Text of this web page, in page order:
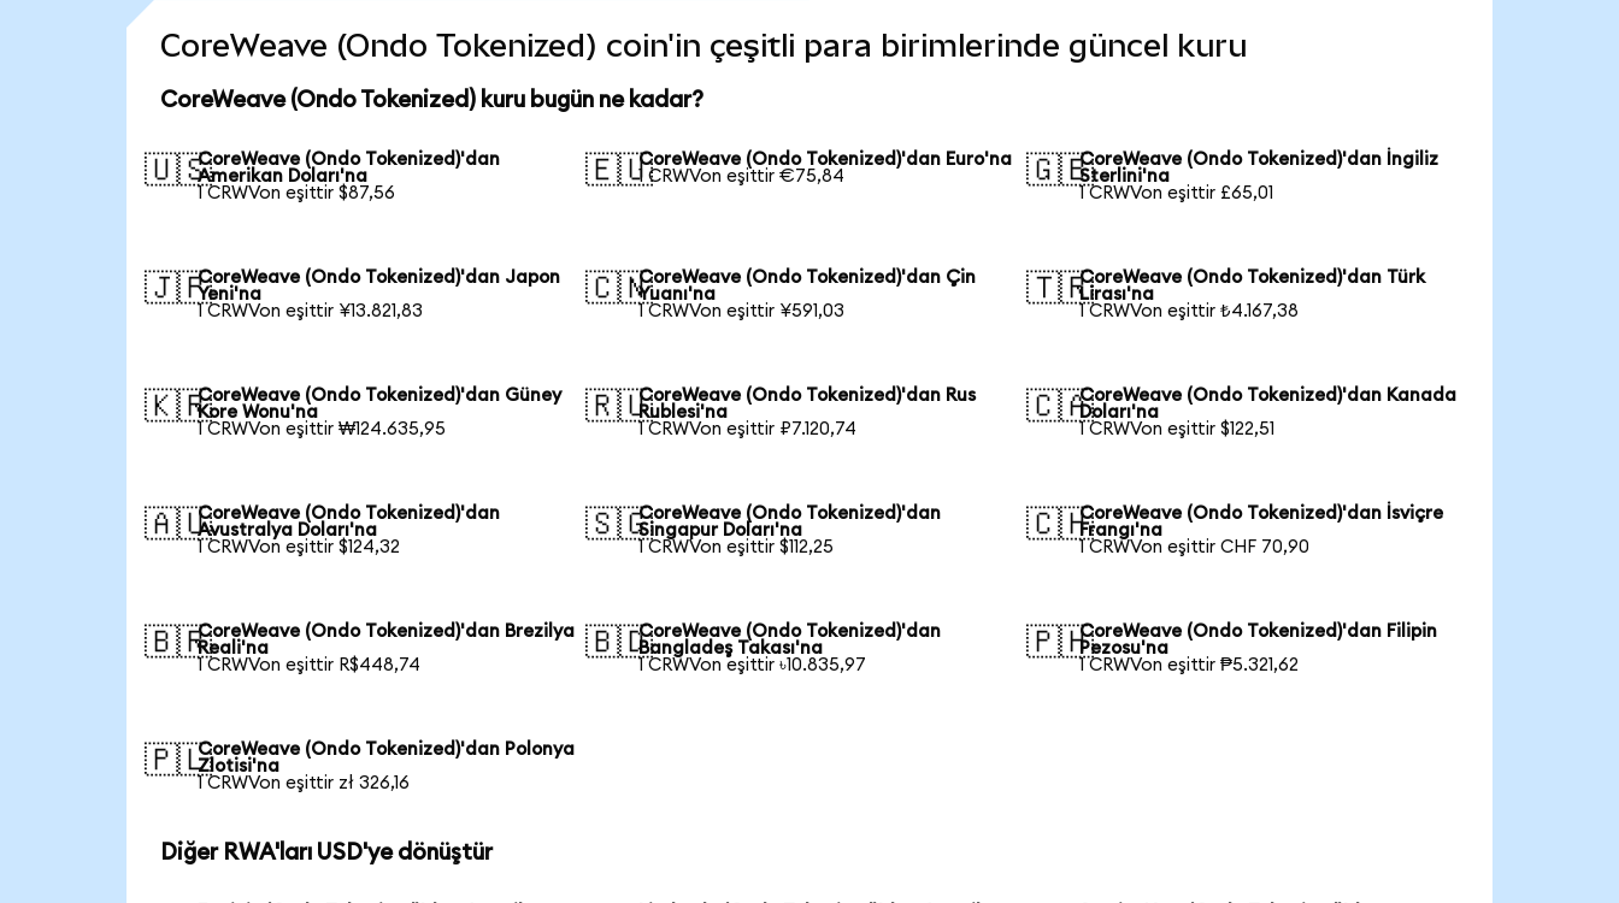
CoreWeave (Ondo Tokenized) coin'in çeşitli para birimlerinde güncel kuru
CoreWeave (Ondo Tokenized) kuru bugün ne kadar?
🇺🇸CoreWeave (Ondo Tokenized)'dan
Amerikan Doları'na
1 CRWVon eşittir $87,56
🇪🇺CoreWeave (Ondo Tokenized)'dan Euro'na
1 CRWVon eşittir €75,84
🇬🇧CoreWeave (Ondo Tokenized)'dan İngiliz
Sterlini'na
1 CRWVon eşittir £65,01
🇯🇵CoreWeave (Ondo Tokenized)'dan Japon
Yeni'na
1 CRWVon eşittir ¥13.821,83
🇨🇳CoreWeave (Ondo Tokenized)'dan Çin
Yuanı'na
1 CRWVon eşittir ¥591,03
🇹🇷CoreWeave (Ondo Tokenized)'dan Türk
Lirası'na
1 CRWVon eşittir ₺4.167,38
🇰🇷CoreWeave (Ondo Tokenized)'dan Güney
Kore Wonu'na
1 CRWVon eşittir ₩124.635,95
🇷🇺CoreWeave (Ondo Tokenized)'dan Rus
Rublesi'na
1 CRWVon eşittir ₽7.120,74
🇨🇦CoreWeave (Ondo Tokenized)'dan Kanada
Doları'na
1 CRWVon eşittir $122,51
🇦🇺CoreWeave (Ondo Tokenized)'dan
Avustralya Doları'na
1 CRWVon eşittir $124,32
🇸🇬CoreWeave (Ondo Tokenized)'dan
Singapur Doları'na
1 CRWVon eşittir $112,25
🇨🇭CoreWeave (Ondo Tokenized)'dan İsviçre
Frangı'na
1 CRWVon eşittir CHF 70,90
🇧🇷CoreWeave (Ondo Tokenized)'dan Brezilya
Reali'na
1 CRWVon eşittir R$448,74
🇧🇩CoreWeave (Ondo Tokenized)'dan
Bangladeş Takası'na
1 CRWVon eşittir ৳10.835,97
🇵🇭CoreWeave (Ondo Tokenized)'dan Filipin
Pezosu'na
1 CRWVon eşittir ₱5.321,62
🇵🇱CoreWeave (Ondo Tokenized)'dan Polonya
Zlotisi'na
1 CRWVon eşittir zł 326,16
Diğer RWA'ları USD'ye dönüştür